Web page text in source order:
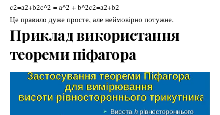
c2=a2+b2c^2 = a^2 + b^2c2=a2+b2
Це правило дуже просте, але неймовірно потужне.
Приклад використання
теореми піфагора